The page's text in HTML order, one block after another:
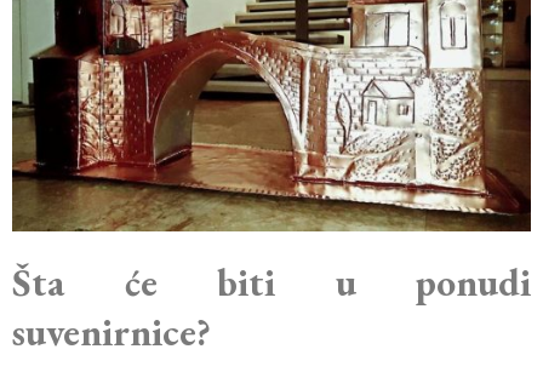
Šta će biti u ponudi
suvenirnice?